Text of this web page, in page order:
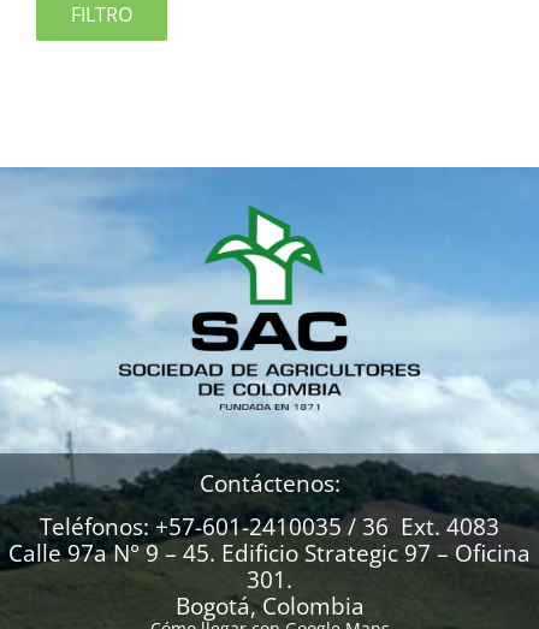
FILTRO
Contáctenos:
Teléfonos: +57-601-2410035 / 36 Ext. 4083
Calle 97a N° 9 – 45. Edificio Strategic 97 – Oficina
301.
Bogotá, Colombia